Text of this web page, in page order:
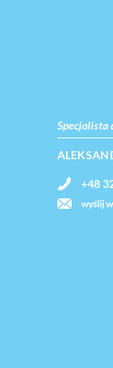
Specjalista
+48
wyślij